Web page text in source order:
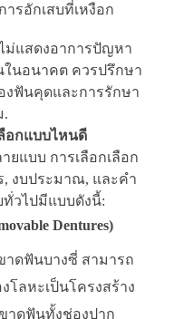
ารอักเสบที่เหงือก
ม่แสดงอาการปัญหา
นอนาคต ควรปรึกษา
งฟันคุดและการรักษา
.
อกแบบไหนดี
แบบ การเลือกเลือก
งบประมาณ, และคำ
วไปมีแบบดังนี้:
Dentures)
าดฟันบางซี่ สามารถ
ลหะเป็นโครงสร้าง
าดฟันทั้งช่องปาก